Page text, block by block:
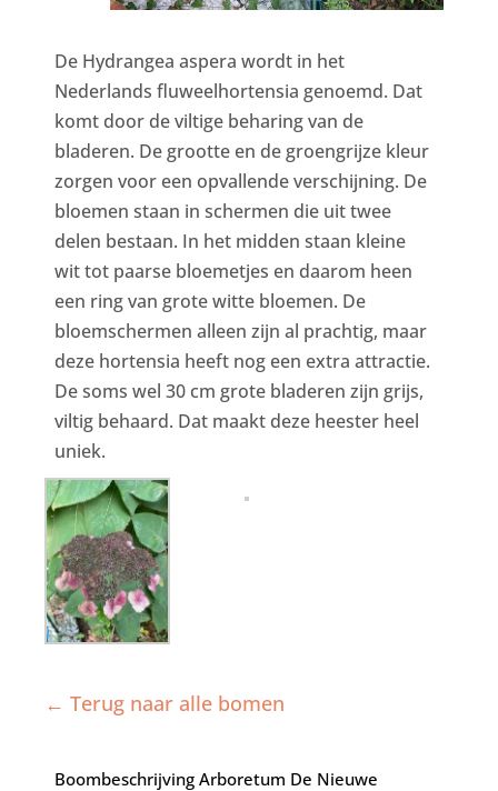
De Hydrangea aspera wordt in het
Nederlands fluweelhortensia genoemd. Dat
komt door de viltige beharing van de
bladeren. De grootte en de groengrijze kleur
zorgen voor een opvallende verschijning. De
bloemen staan in schermen die uit twee
delen bestaan. In het midden staan kleine
wit tot paarse bloemetjes en daarom heen
een ring van grote witte bloemen. De
bloemschermen alleen zijn al prachtig, maar
deze hortensia heeft nog een extra attractie.
De soms wel 30 cm grote bladeren zijn grijs,
viltig behaard. Dat maakt deze heester heel
uniek.
← Terug naar alle bomen
Boombeschrijving Arboretum De Nieuwe